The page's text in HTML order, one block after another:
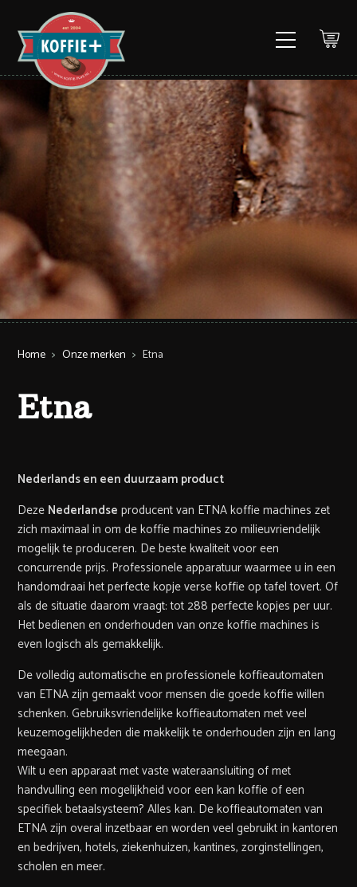
Home > Onze merken > Etna
Etna
Nederlands en een duurzaam product
Deze Nederlandse producent van ETNA koffie machines zet
zich maximaal in om de koffie machines zo milieuvriendelijk
mogelijk te produceren. De beste kwaliteit voor een
concurrende prijs. Professionele apparatuur waarmee u in een
handomdraai het perfecte kopje verse koffie op tafel tovert. Of
als de situatie daarom vraagt: tot 288 perfecte kopjes per uur.
Het bedienen en onderhouden van onze koffie machines is
even logisch als gemakkelijk.
De volledig automatische en professionele koffieautomaten
van ETNA zijn gemaakt voor mensen die goede koffie willen
schenken. Gebruiksvriendelijke koffieautomaten met veel
keuzemogelijkheden die makkelijk te onderhouden zijn en lang
meegaan.
Wilt u een apparaat met vaste wateraansluiting of met
handvulling een mogelijkheid voor een kan koffie of een
specifiek betaalsysteem? Alles kan. De koffieautomaten van
ETNA zijn overal inzetbaar en worden veel gebruikt in kantoren
en bedrijven, hotels, ziekenhuizen, kantines, zorginstellingen,
scholen en meer.